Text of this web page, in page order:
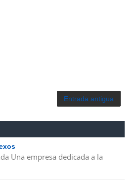
Entrada antigua
Una empresa dedicada a la